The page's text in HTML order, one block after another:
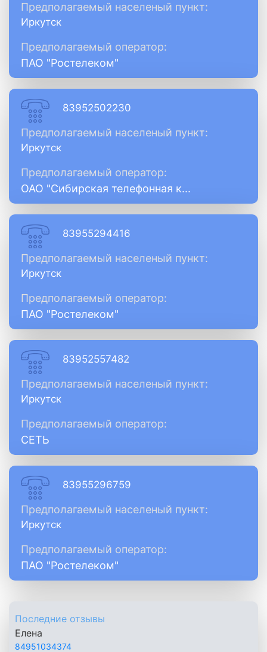
Предполагаемый населеный пункт:
Иркутск
Предполагаемый оператор:
ПАО "Ростелеком"
83952502230
Предполагаемый населеный пункт:
Иркутск
Предполагаемый оператор:
ОАО "Сибирская телефонная к...
83955294416
Предполагаемый населеный пункт:
Иркутск
Предполагаемый оператор:
ПАО "Ростелеком"
83952557482
Предполагаемый населеный пункт:
Иркутск
Предполагаемый оператор:
СЕТЬ
83955296759
Предполагаемый населеный пункт:
Иркутск
Предполагаемый оператор:
ПАО "Ростелеком"
Последние отзывы
Елена
84951034374